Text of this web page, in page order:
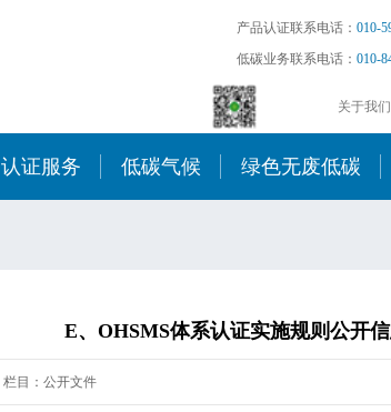
产品认证联系电话： 010-
低碳业务联系电话： 010-
关于我们
认证服务 低碳气候 绿色无废低碳
E、OHSMS体系认证实施规则公开
栏目：公开文件